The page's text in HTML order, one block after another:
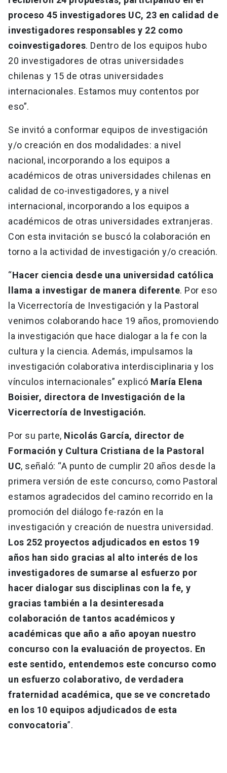
proceso 45 investigadores UC, 23 en calidad de
investigadores responsables y 22 como
coinvestigadores. Dentro de los equipos hubo
20 investigadores de otras universidades
chilenas y 15 de otras universidades
internacionales. Estamos muy contentos por
eso”.
Se invitó a conformar equipos de investigación
y/o creación en dos modalidades: a nivel
nacional, incorporando a los equipos a
académicos de otras universidades chilenas en
calidad de co-investigadores, y a nivel
internacional, incorporando a los equipos a
académicos de otras universidades extranjeras.
Con esta invitación se buscó la colaboración en
torno a la actividad de investigación y/o creación.
“Hacer ciencia desde una universidad católica
llama a investigar de manera diferente. Por eso
la Vicerrectoría de Investigación y la Pastoral
venimos colaborando hace 19 años, promoviendo
la investigación que hace dialogar a la fe con la
cultura y la ciencia. Además, impulsamos la
investigación colaborativa interdisciplinaria y los
vínculos internacionales” explicó María Elena
Boisier, directora de Investigación de la
Vicerrectoría de Investigación.
Por su parte, Nicolás García, director de
Formación y Cultura Cristiana de la Pastoral
UC, señaló: “A punto de cumplir 20 años desde la
primera versión de este concurso, como Pastoral
estamos agradecidos del camino recorrido en la
promoción del diálogo fe-razón en la
investigación y creación de nuestra universidad.
Los 252 proyectos adjudicados en estos 19
años han sido gracias al alto interés de los
investigadores de sumarse al esfuerzo por
hacer dialogar sus disciplinas con la fe, y
gracias también a la desinteresada
colaboración de tantos académicos y
académicas que año a año apoyan nuestro
concurso con la evaluación de proyectos. En
este sentido, entendemos este concurso como
un esfuerzo colaborativo, de verdadera
fraternidad académica, que se ve concretado
en los 10 equipos adjudicados de esta
convocatoria”.